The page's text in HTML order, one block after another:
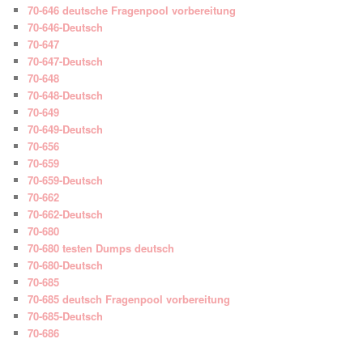
70-646 deutsche Fragenpool vorbereitung
70-646-Deutsch
70-647
70-647-Deutsch
70-648
70-648-Deutsch
70-649
70-649-Deutsch
70-656
70-659
70-659-Deutsch
70-662
70-662-Deutsch
70-680
70-680 testen Dumps deutsch
70-680-Deutsch
70-685
70-685 deutsch Fragenpool vorbereitung
70-685-Deutsch
70-686